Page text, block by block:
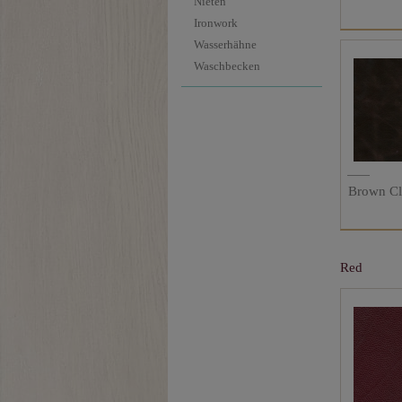
Ironwork
Wasserhähne
Waschbecken
Brown
Red